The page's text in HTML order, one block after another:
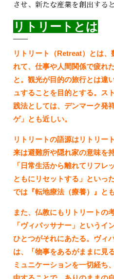
させ、新たな産業を創出する
リトリートとは
リトリート（Retreat）とは
れて、仕事や人間関係で疲れ
と。観光が目的の旅行とは違
ュすることを目的とする。ス
践法としては、デンマーク発
ゲ」とも近しい。
リトリートの語源はリトリー
来は避難所や隠れ家の意味を
「日常生活から離れてリフレ
ともにリセットする」といっ
では『転地療法（療養）』と
また、仏教にもリトリートの
「ヴィパッサナー」というイ
ひとつがそれにあたる。ヴィ
は、「物事をあるがままに見
ミュニケーションを一切経ち